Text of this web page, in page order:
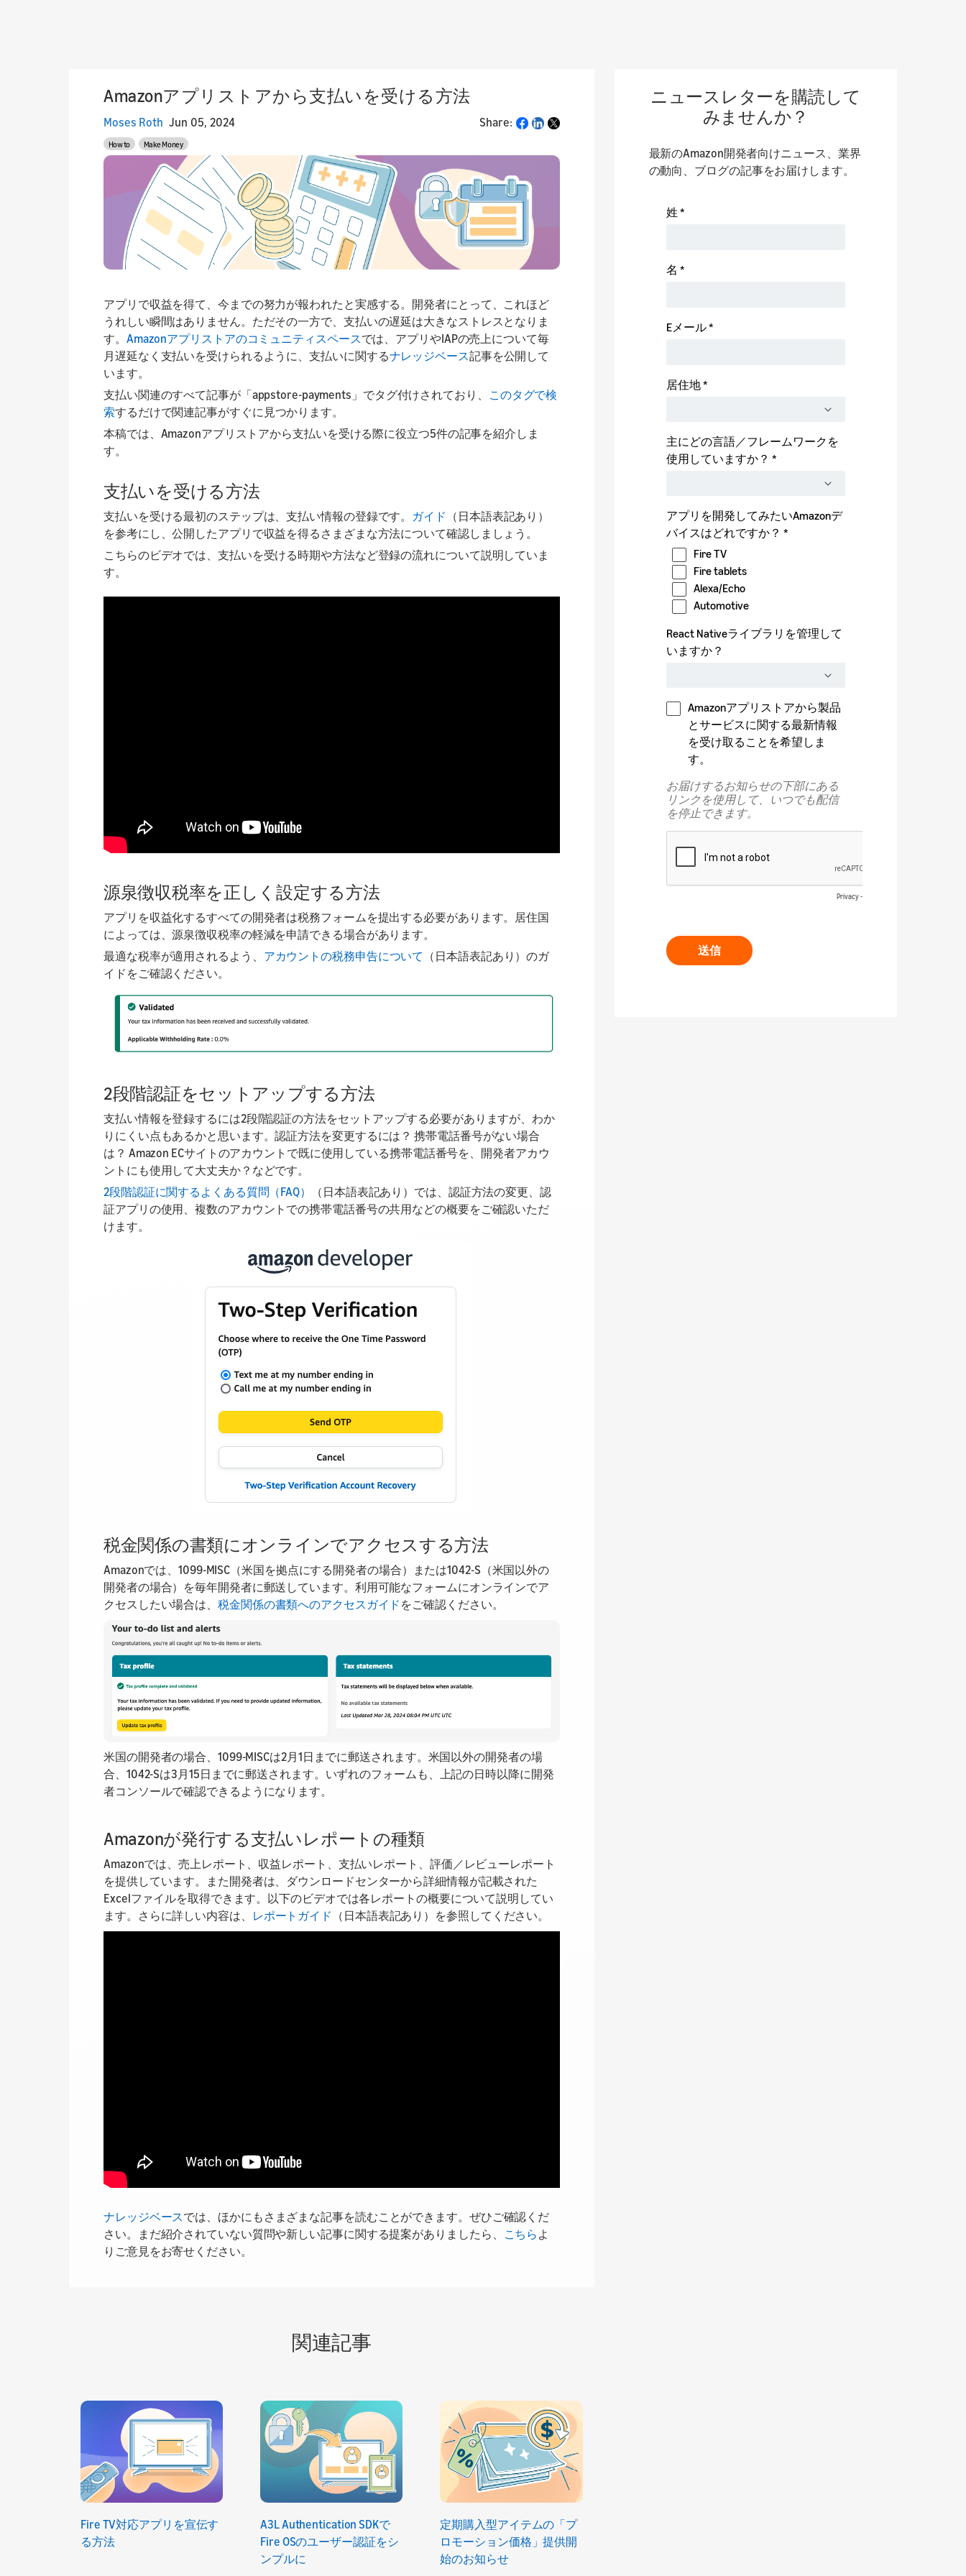
Amazonアプリストアから支払いを受ける方法
Moses Roth Jun 05, 2024 Share: Share
How to Make Money
アプリで収益を得て、今までの努力が報われたと実感する。開発者にとって、これほど
うれしい瞬間はありません。ただその一方で、支払いの遅延は大きなストレスとなりま
す。 Amazonアプリストアのコミュニティスペースでは、アプリやIAPの売上について毎
月遅延なく支払いを受けられるように、支払いに関するナレッジベース記事を公開して
います。
支払い関連のすべて記事が「appstore-payments」でタグ付けされており、
このタグで検
索するだけで関連記事がすぐに見つかります。
本稿では、Amazonアプリストアから支払いを受ける際に役立つ5件の記事を紹介しま
す。
支払いを受ける方法
支払いを受ける最初のステップは、支払い情報の登録です。 ガイド （日本語表記あり）
を参考にし、公開したアプリで収益を得るさまざまな方法について確認しましょう。
こちらのビデオでは、支払いを受ける時期や方法など登録の流れについて説明していま
す。
源泉徴収税率を正しく設定する方法
アプリを収益化するすべての開発者は税務フォームを提出する必要があります。居住国
によっては、源泉徴収税率の軽減を申請できる場合があります。
最適な税率が適用されるよう、 アカウントの税務申告について （日本語表記あり）のガ
イドをご確認ください。
2段階認証をセットアップする方法
支払い情報を登録するには2段階認証の方法をセットアップする必要がありますが、わか
りにくい点もあるかと思います。認証方法を変更するには？ 携帯電話番号がない場合
は？ Amazon ECサイトのアカウントで既に使用している携帯電話番号を、開発者アカウ
ントにも使用して大丈夫か？などです。
2段階認証に関するよくある質問（FAQ）
（日本語表記あり）では、認証方法の変更、認
証アプリの使用、複数のアカウントでの携帯電話番号の共用などの概要をご確認いただ
けます。
税金関係の書類にオンラインでアクセスする方法
Amazonでは、1099-MISC（米国を拠点にする開発者の場合）または1042-S（米国以外の
開発者の場合）を毎年開発者に郵送しています。利用可能なフォームにオンラインでア
クセスしたい場合は、 税金関係の書類へのアクセスガイド をご確認ください。
米国の開発者の場合、1099-MISCは2月1日までに郵送されます。米国以外の開発者の場
合、1042-Sは3月15日までに郵送されます。いずれのフォームも、上記の日時以降に開発
者コンソールで確認できるようになります。
Amazonが発行する支払いレポートの種類
Amazonでは、売上レポート、収益レポート、支払いレポート、評価／レビューレポート
を提供しています。また開発者は、ダウンロードセンターから詳細情報が記載された
Excelファイルを取得できます。以下のビデオでは各レポートの概要について説明してい
ます。さらに詳しい内容は、
レポートガイド （日本語表記あり）を参照してください。
ナレッジベースでは、ほかにもさまざまな記事を読むことができます。ぜひご確認くだ
さい。まだ紹介されていない質問や新しい記事に関する提案がありましたら、
こちら よ
りご意見をお寄せください。
関連記事
Fire TV対応アプリを宣伝す
る方法
A3L Authentication SDKで
Fire OSのユーザー認証をシ
ンプルに
定期購入型アイテムの「プ
ロモーション価格」提供開
始のお知らせ
ニュースレターを購読して
みませんか？
最新のAmazon開発者向けニュース、業界
の動向、ブログの記事をお届けします。